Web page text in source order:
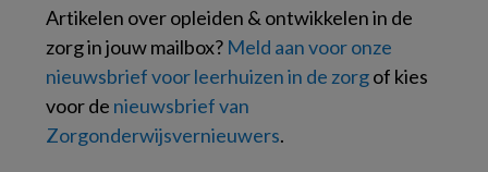
Artikelen over opleiden & ontwikkelen in de
zorg in jouw mailbox? Meld aan voor onze
nieuwsbrief voor leerhuizen in de zorgof kies
voor de nieuwsbrief van
Zorgonderwijsvernieuwers.